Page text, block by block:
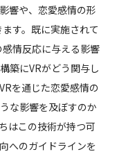
響や、恋愛感情の形
す。既に実施されて
情反応に与える影響
築にVRがどう関与し
を通じた恋愛感情の
な影響を及ぼすのか
はこの技術が持つ可
へのガイドラインを